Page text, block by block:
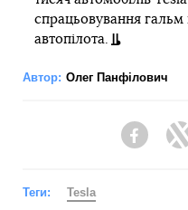
спрацьовування гальм
автопілота.
Автор: Олег Панфілович
Теги: Tesla